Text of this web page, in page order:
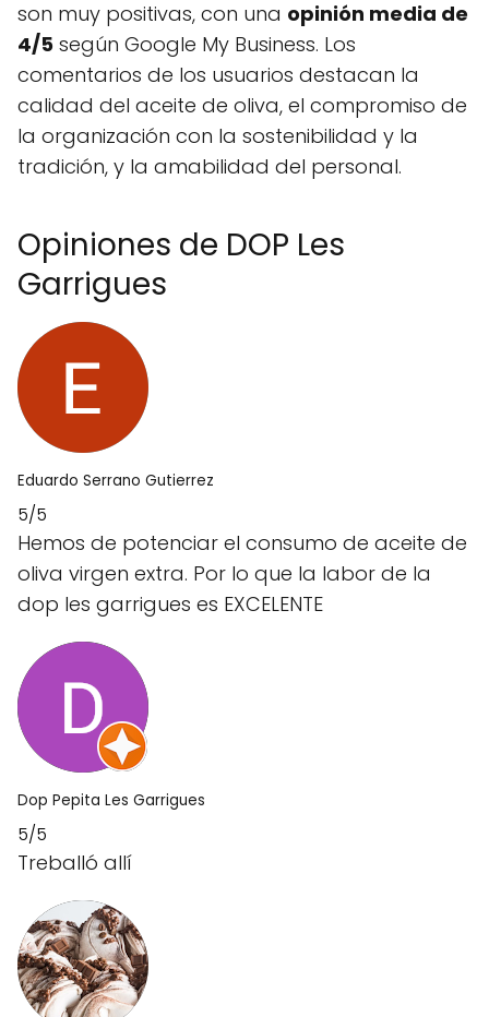
son muy positivas, con una opinión media de
4/5 según Google My Business. Los
comentarios de los usuarios destacan la
calidad del aceite de oliva, el compromiso de
la organización con la sostenibilidad y la
tradición, y la amabilidad del personal.
Opiniones de DOP Les
Garrigues
Eduardo Serrano Gutierrez
5/5
Hemos de potenciar el consumo de aceite de
oliva virgen extra. Por lo que la labor de la
dop les garrigues es EXCELENTE
Dop Pepita Les Garrigues
5/5
Treballó allí